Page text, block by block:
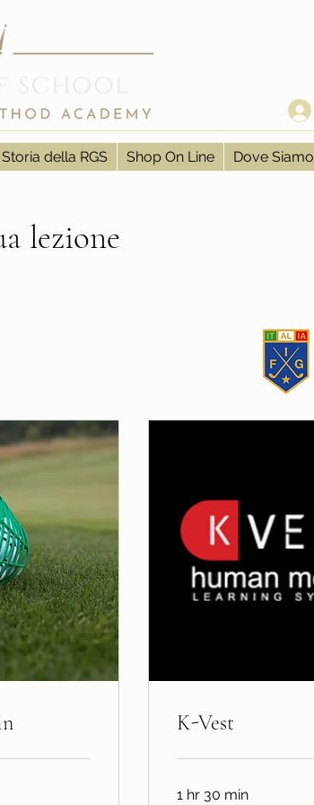
della RGS Shop On Line Dove Siamo
lezione
K-Vest
1 hr 30 min